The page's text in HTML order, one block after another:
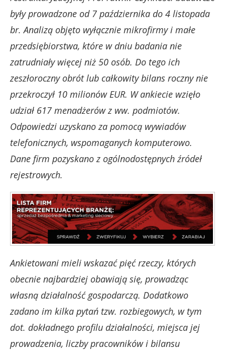
były prowadzone od 7 października do 4 listopada
br. Analizą objęto wyłącznie mikrofirmy i małe
przedsiębiorstwa, które w dniu badania nie
zatrudniały więcej niż 50 osób. Do tego ich
zeszłoroczny obrót lub całkowity bilans roczny nie
przekroczył 10 milionów EUR. W ankiecie wzięło
udział 617 menadżerów z ww. podmiotów.
Odpowiedzi uzyskano za pomocą wywiadów
telefonicznych, wspomaganych komputerowo.
Dane firm pozyskano z ogólnodostępnych źródeł
rejestrowych.
Ankietowani mieli wskazać pięć rzeczy, których
obecnie najbardziej obawiają się, prowadząc
własną działalność gospodarczą. Dodatkowo
zadano im kilka pytań tzw. rozbiegowych, w tym
dot. dokładnego profilu działalności, miejsca jej
prowadzenia, liczby pracowników i bilansu